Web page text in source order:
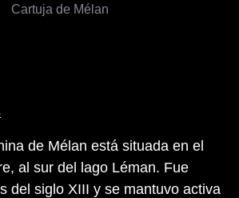
Cartuja de Mélan
de Mélan está situada en el
al sur del lago Léman. Fue
del siglo XIII y se mantuvo activa